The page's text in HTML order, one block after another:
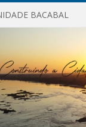
BACABAL